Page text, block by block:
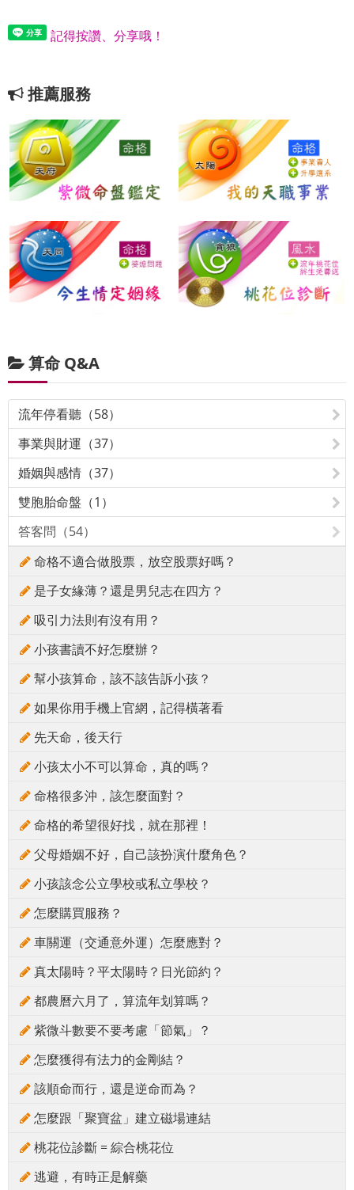
記得按讚、分享哦！
推薦服務
算命 Q&A
流年停看聽（58）
事業與財運（37）
婚姻與感情（37）
雙胞胎命盤（1）
答客問（54）
命格不適合做股票，放空股票好嗎？
是子女緣薄？還是男兒志在四方？
吸引力法則有沒有用？
小孩書讀不好怎麼辦？
幫小孩算命，該不該告訴小孩？
如果你用手機上官網，記得橫著看
先天命，後天行
小孩太小不可以算命，真的嗎？
命格很多沖，該怎麼面對？
命格的希望很好找，就在那裡！
父母婚姻不好，自己該扮演什麼角色？
小孩該念公立學校或私立學校？
怎麼購買服務？
車關運（交通意外運）怎麼應對？
真太陽時？平太陽時？日光節約？
都農曆六月了，算流年划算嗎？
紫微斗數要不要考慮「節氣」？
怎麼獲得有法力的金剛結？
該順命而行，還是逆命而為？
怎麼跟「聚寶盆」建立磁場連結
桃花位診斷 = 綜合桃花位
逃避，有時正是解藥